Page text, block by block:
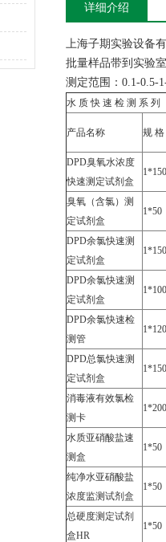
详细介绍
上海子期实验设备
批量样品带到实验
测定范围：0.1-0.5-
水 质 快 速 检 测 系 列
产品名称 规 格
DPD臭氧水浓度
快速测定试剂盒
1*150
臭氧（含氯）测
定试剂盒
1*50
DPD余氯快速测
定试剂盒
1*150
DPD余氯快速测
定试剂盒
1*100
DPD余氯快速检
测管
1*120
DPD总氯快速测
定试剂盒
1*150
消毒液有效氯检
测卡
1*200
水质亚硝酸盐速
测盒
1*50
纯净水亚硝酸盐
浓度监测试剂盒
1*50
总硬度测定试剂
盒HR
1*50